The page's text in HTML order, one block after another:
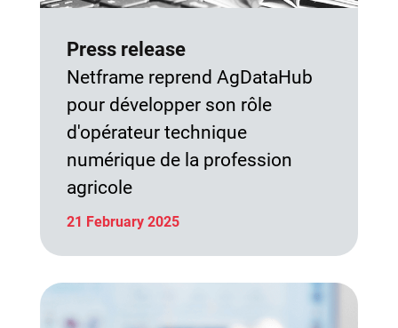
Press release
Netframe reprend AgDataHub
pour développer son rôle
d'opérateur technique
numérique de la profession
agricole
21 February 2025